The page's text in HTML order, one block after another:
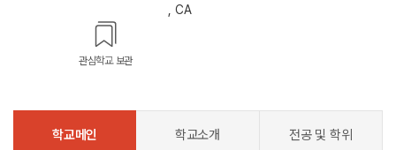
, CA
관심학교 보관
학교메인 학교소개 전공 및 학위